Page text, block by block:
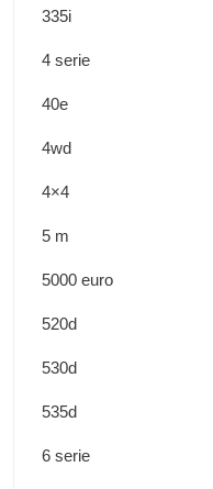
335i
4 serie
40e
4wd
4×4
5 m
5000 euro
520d
530d
535d
6 serie